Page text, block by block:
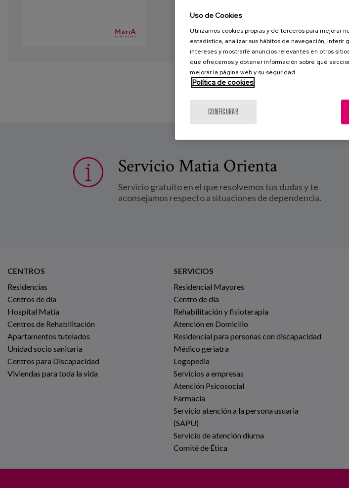
Servicio Matia Orienta
Servicio gratuito en el que resolvemos tus dudas y te
aconsejamos respecto a situaciones de dependencia.
CENTROS
Residencias
Centros de día
Hospital Matia
Centros de Rehabilitación
Apartamentos tutelados
Unidad socio sanitaria
Centros para Discapacidad
Viviendas para toda la vida
SERVICIOS
Residencial Mayores
Centro de día
Rehabilitación y fisioterapia
Atención en Domicilio
Residencial para personas con discapacidad
Médico geriatra
Logopedia
Servicios a empresas
Atención Psicosocial
Farmacia
Servicio atención a la persona usuaria
(SAPU)
Servicio de atención diurna
Comité de Ética
Uso de Cookies
Utilizamos cookies propias y de terceros para mejorar
estadística, analizar sus hábitos de navegación, inferir
intereses y mostrarle anuncios relevantes en otros
que ofrecemos y obtener información sobre qué
mejorar la página web y su seguridad.
Política de cookies
CONFIGURAR